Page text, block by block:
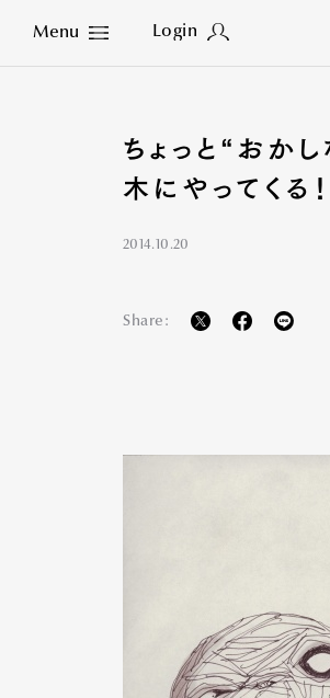
Menu Login
Close
ちょっと“おか
木にやってくる！
2014.10.20
Share: